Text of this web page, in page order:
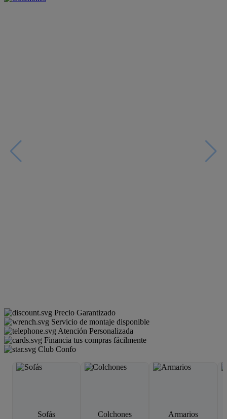
Precio Garantizado
Servicio de montaje disponible
Atención Personalizada
Financia tus compras fácilmente
Club Confo
Sofás Colchones Armarios